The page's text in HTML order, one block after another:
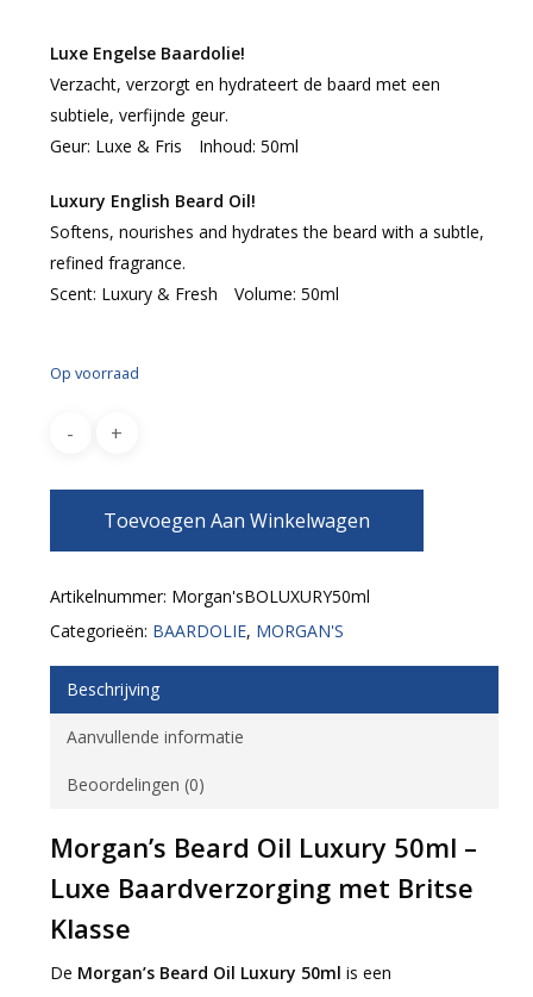
Luxe Engelse Baardolie!
Verzacht, verzorgt en hydrateert de baard met een
subtiele, verfijnde geur.
Geur: Luxe & Fris Inhoud: 50ml
Luxury English Beard Oil!
Softens, nourishes and hydrates the beard with a subtle,
refined fragrance.
Scent: Luxury & Fresh Volume: 50ml
Op voorraad
Toevoegen Aan Winkelwagen
Artikelnummer: Morgan'sBOLUXURY50ml
Categorieën: BAARDOLIE, MORGAN'S
Beschrijving
Aanvullende informatie
Beoordelingen (0)
Morgan’s Beard Oil Luxury 50ml –
Luxe Baardverzorging met Britse
Klasse
De Morgan’s Beard Oil Luxury 50ml is een